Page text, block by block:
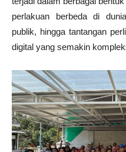
perlakuan berbeda di
publik, hingga tantangan
digital yang semakin